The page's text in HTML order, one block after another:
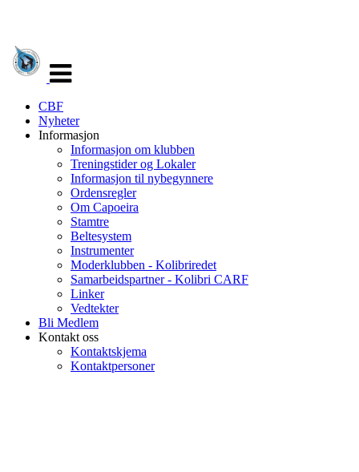
navigasjon
CBF
Nyheter
Informasjon
Informasjon om klubben
Treningstider og Lokaler
Informasjon til nybegynnere
Ordensregler
Om Capoeira
Stamtre
Beltesystem
Instrumenter
Moderklubben - Kolibriredet
Samarbeidspartner - Kolibri CARF
Linker
Vedtekter
Bli Medlem
Kontakt oss
Kontaktskjema
Kontaktpersoner